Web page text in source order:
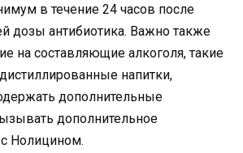
в течение 24 часов после
дозы антибиотика. Важно также
на составляющие алкоголя, такие
напитки,
дополнительные
дополнительное
Нолицином.